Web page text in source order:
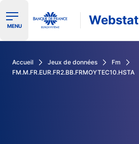
Ouvrir le menu de navigation
MENU Webstat
Accueil Jeux de données
Fm
FM.M.FR.EUR.FR2.BB.FRMOYTEC10.HSTA